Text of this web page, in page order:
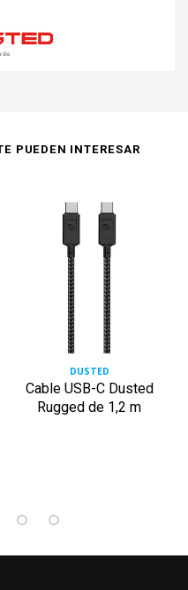
PUEDEN INTERESAR
DUSTED
Cable USB-C Dusted
Rugged de 1,2 m